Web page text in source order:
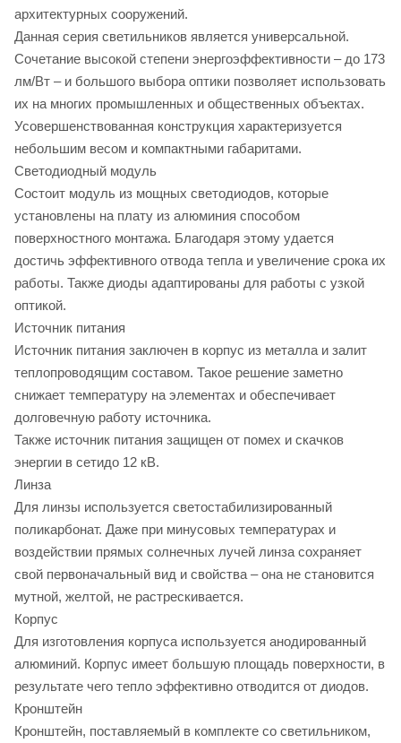
архитектурных сооружений.
Данная серия светильников является универсальной.
Сочетание высокой степени энергоэффективности – до 173
лм/Вт – и большого выбора оптики позволяет использовать
их на многих промышленных и общественных объектах.
Усовершенствованная конструкция характеризуется
небольшим весом и компактными габаритами.
Светодиодный модуль
Состоит модуль из мощных светодиодов, которые
установлены на плату из алюминия способом
поверхностного монтажа. Благодаря этому удается
достичь эффективного отвода тепла и увеличение срока их
работы. Также диоды адаптированы для работы с узкой
оптикой.
Источник питания
Источник питания заключен в корпус из металла и залит
теплопроводящим составом. Такое решение заметно
снижает температуру на элементах и обеспечивает
долговечную работу источника.
Также источник питания защищен от помех и скачков
энергии в сетидо 12 кВ.
Линза
Для линзы используется светостабилизированный
поликарбонат. Даже при минусовых температурах и
воздействии прямых солнечных лучей линза сохраняет
свой первоначальный вид и свойства – она не становится
мутной, желтой, не растрескивается.
Корпус
Для изготовления корпуса используется анодированный
алюминий. Корпус имеет большую площадь поверхности, в
результате чего тепло эффективно отводится от диодов.
Кронштейн
Кронштейн, поставляемый в комплекте со светильником,